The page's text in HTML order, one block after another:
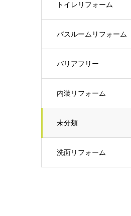
トイレリフォーム
バスルームリフォーム
バリアフリー
内装リフォーム
未分類
洗面リフォーム